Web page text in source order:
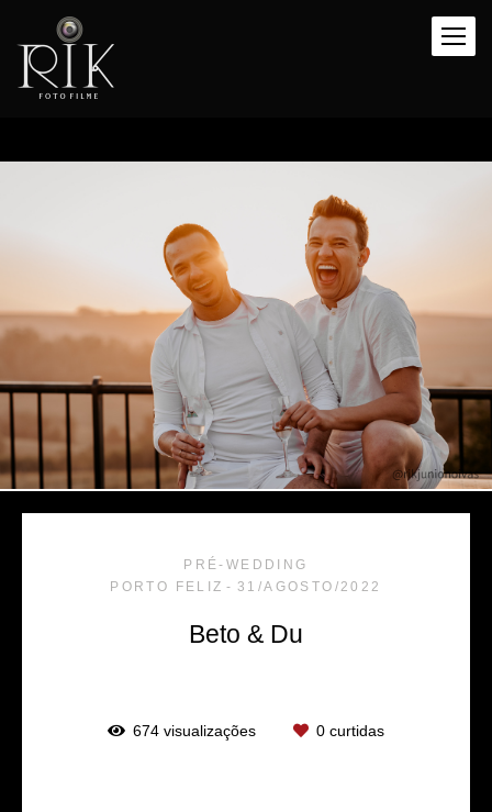
PRÉ-WEDDING
PORTO FELIZ
31/AGOSTO/2022
Beto & Du
674 visualizações 0 curtidas